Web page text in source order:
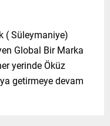
( Süleymaniye)
Global Bir Marka
yerinde Öküz
getirmeye devam